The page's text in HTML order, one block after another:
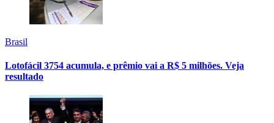
Brasil
Lotofácil 3754 acumula, e prêmio vai a R$ 5 milhões. Veja
resultado